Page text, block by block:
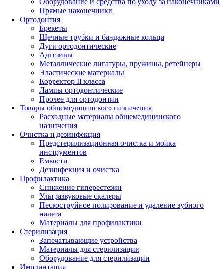
Прямые наконечники
Ортодонтия
Брекеты
Щечные трубки и бандажные кольца
Дуги ортодонтические
Адгезивы
Металлические лигатуры, пружины, ретейнеры
Эластические материалы
Корректор II класса
Лампы ортодонтические
Прочее для ортодонтии
Товары общемедицинского назначения
Расходные материалы общемедицинского
назначения
Очистка и дезинфекция
Предстерилизационная очистка и мойка
инструментов
Емкости
Дезинфекция и очистка
Профилактика
Снижение гиперестезии
Ультразвуковые скалеры
Пескоструйное полирование и удаление зубного
налета
Материалы для профилактики
Стерилизация
Запечатывающие устройства
Материалы для стерилизации
Оборудование для стерилизации
Имплантация